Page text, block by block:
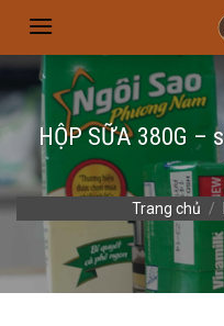
content
HỘP SỮA 380G –
Trang chủ /